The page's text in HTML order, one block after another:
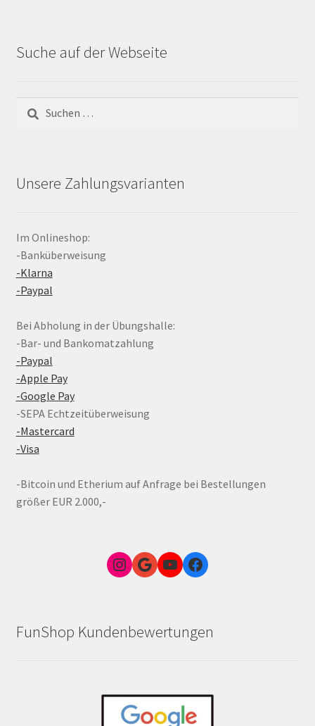
Suche auf der Webseite
Suchen
nach:
Unsere Zahlungsvarianten
Im Onlineshop:
-Banküberweisung
-Klarna
-Paypal
Bei Abholung in der Übungshalle:
-Bar- und Bankomatzahlung
-Paypal
-Apple Pay
-Google Pay
-SEPA Echtzeitüberweisung
-Mastercard
-Visa
-Bitcoin und Etherium auf Anfrage bei Bestellungen
größer EUR 2.000,-
Instagram
Google Link zum FunShop WienYouTubeFacebook
FunShop Kundenbewertungen